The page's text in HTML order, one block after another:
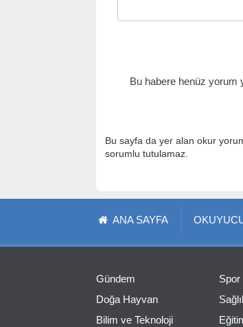
Bu habere henüz yorum
Bu sayfa da yer alan okur
sorumlu tutulamaz.
ANA SAYFA
Gündem
Doğa Hayvan
Bilim ve Teknoloji
Spor